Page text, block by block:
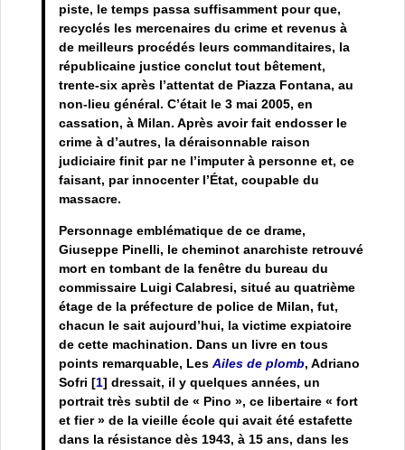
piste, le temps passa suffisamment pour que,
recyclés les mercenaires du crime et revenus à
de meilleurs procédés leurs commanditaires, la
républicaine justice conclut tout bêtement,
trente-six après l’attentat de Piazza Fontana, au
non-lieu général. C’était le 3 mai 2005, en
cassation, à Milan. Après avoir fait endosser le
crime à d’autres, la déraisonnable raison
judiciaire finit par ne l’imputer à personne et, ce
faisant, par innocenter l’État, coupable du
massacre.
Personnage emblématique de ce drame,
Giuseppe Pinelli, le cheminot anarchiste retrouvé
mort en tombant de la fenêtre du bureau du
commissaire Luigi Calabresi, situé au quatrième
étage de la préfecture de police de Milan, fut,
chacun le sait aujourd’hui, la victime expiatoire
de cette machination. Dans un livre en tous
points remarquable, Les Ailes de plomb, Adriano
Sofri [1] dressait, il y quelques années, un
portrait très subtil de « Pino », ce libertaire « fort
et fier » de la vieille école qui avait été estafette
dans la résistance dès 1943, à 15 ans, dans les